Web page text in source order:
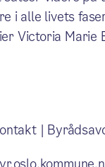
i alle livets
Victoria
|